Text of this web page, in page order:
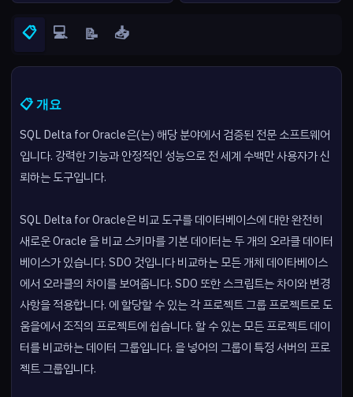
📋 💻 📝 📥
📋 개요
SQL Delta for Oracle은(는) 해당 분야에서 검증된 전문 소프트웨어
입니다. 강력한 기능과 안정적인 성능으로 전 세계 수백만 사용자가 신
뢰하는 도구입니다.
SQL Delta for Oracle은 비교 도구를 데이터베이스에 대한 완전히
새로운 Oracle 을 비교 스키마를 기본 데이터는 두 개의 오라클 데이터
베이스가 있습니다. SDO 것입니다 비교하는 모든 개체 데이타베이스
에서 오라클의 차이를 보여줍니다. SDO 또한 스크립트는 차이와 변경
사항을 적용합니다. 에 할당할 수 있는 각 프로젝트 그룹 프로젝트로 도
움을에서 조직의 프로젝트에 쉽습니다. 할 수 있는 모든 프로젝트 데이
터를 비교하는 데이터 그룹입니다. 을 넣어의 그룹이 특정 서버의 프로
젝트 그룹입니다.